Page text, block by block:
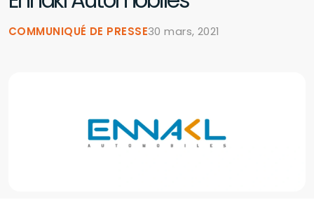
COMMUNIQUÉ DE PRESSE30 mars, 2021